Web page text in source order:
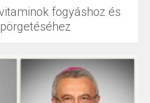
fogyáshoz és